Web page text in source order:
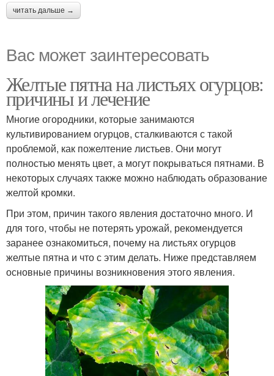
читать дальше →
Вас может заинтересовать
Желтые пятна на листьях огурцов:
причины и лечение
Многие огородники, которые занимаются
культивированием огурцов, сталкиваются с такой
проблемой, как пожелтение листьев. Они могут
полностью менять цвет, а могут покрываться пятнами. В
некоторых случаях также можно наблюдать образование
желтой кромки.
При этом, причин такого явления достаточно много. И
для того, чтобы не потерять урожай, рекомендуется
заранее ознакомиться, почему на листьях огурцов
желтые пятна и что с этим делать. Ниже представляем
основные причины возникновения этого явления.